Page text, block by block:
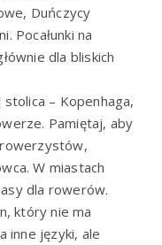
Duńczycy
Pocałunki na
dla bliskich
stolica – Kopenhaga,
Pamiętaj, aby
W miastach
dla rowerów.
który nie ma
inne języki, ale